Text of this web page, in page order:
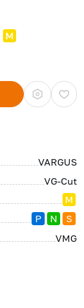
M
VARGUS
VG-Cut
M
P N
S
VMG